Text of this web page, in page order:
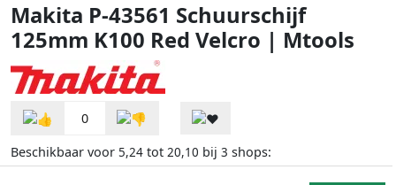
Makita P-43561 Schuurschijf
125mm K100 Red Velcro | Mtools
0
Beschikbaar voor 5,24 tot 20,10 bij 3 shops: